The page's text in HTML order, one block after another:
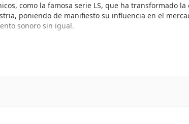
como la famosa serie LS, que ha transformado
poniendo de manifiesto su influencia en el
sonoro sin igual.
que sus productos se integren